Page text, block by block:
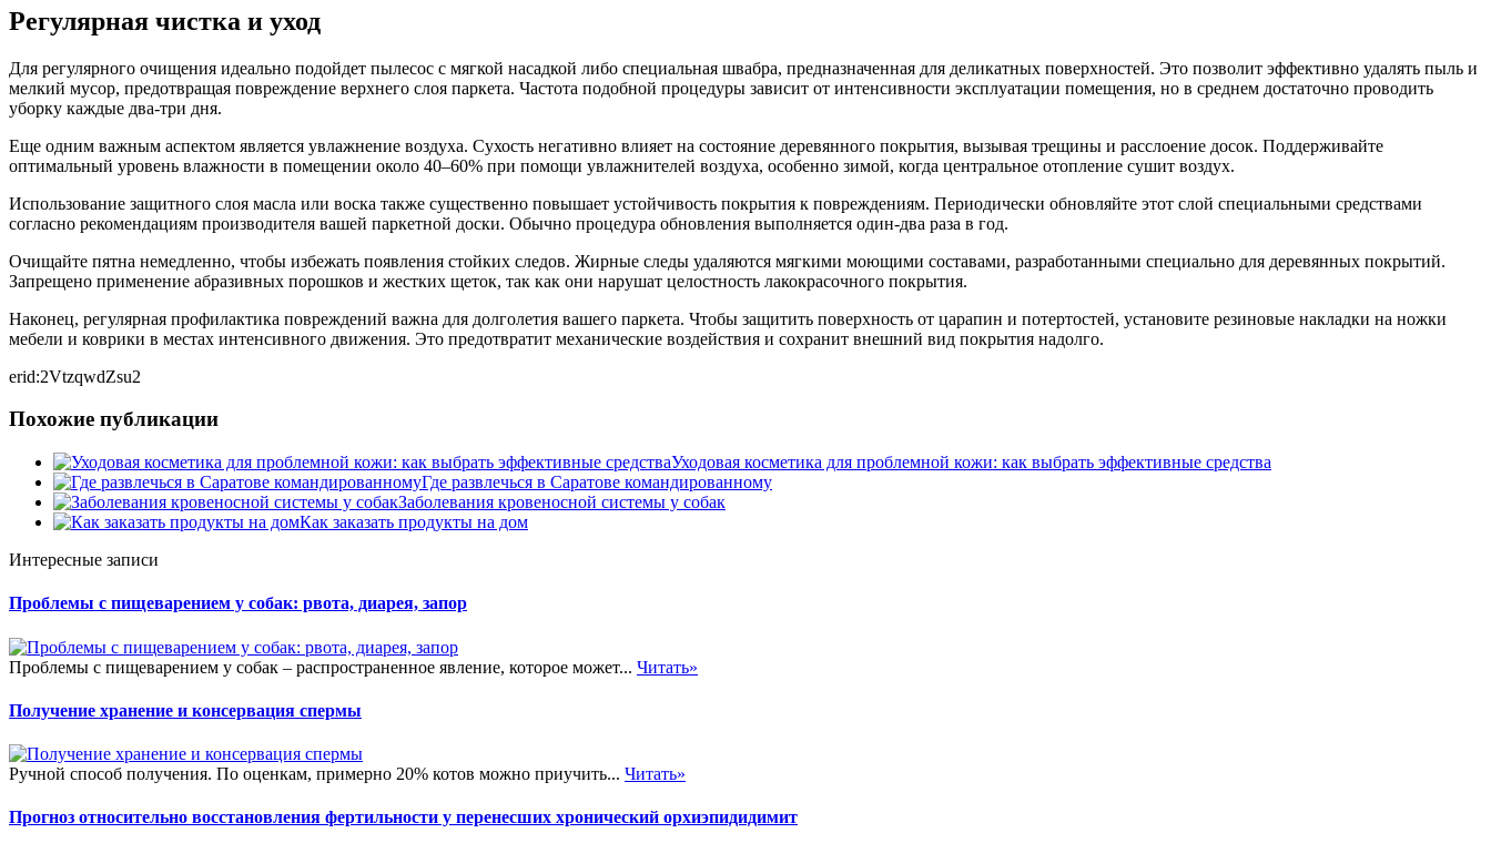
Регулярная чистка и уход
Для регулярного очищения идеально подойдет пылесос с мягкой насадкой либо специальная швабра, предназначенная для деликатных поверхностей. Это позволит эффективно удалять пыль и
мелкий мусор, предотвращая повреждение верхнего слоя паркета. Частота подобной процедуры зависит от интенсивности эксплуатации помещения, но в среднем достаточно проводить
уборку каждые два-три дня.
Еще одним важным аспектом является увлажнение воздуха. Сухость негативно влияет на состояние деревянного покрытия, вызывая трещины и расслоение досок. Поддерживайте
оптимальный уровень влажности в помещении около 40–60% при помощи увлажнителей воздуха, особенно зимой, когда центральное отопление сушит воздух.
Использование защитного слоя масла или воска также существенно повышает устойчивость покрытия к повреждениям. Периодически обновляйте этот слой специальными средствами
согласно рекомендациям производителя вашей паркетной доски. Обычно процедура обновления выполняется один-два раза в год.
Очищайте пятна немедленно, чтобы избежать появления стойких следов. Жирные следы удаляются мягкими моющими составами, разработанными специально для деревянных покрытий.
Запрещено применение абразивных порошков и жестких щеток, так как они нарушат целостность лакокрасочного покрытия.
Наконец, регулярная профилактика повреждений важна для долголетия вашего паркета. Чтобы защитить поверхность от царапин и потертостей, установите резиновые накладки на ножки
мебели и коврики в местах интенсивного движения. Это предотвратит механические воздействия и сохранит внешний вид покрытия надолго.
erid:2VtzqwdZsu2
Похожие публикации
Уходовая косметика для проблемной кожи: как выбрать эффективные средства
Где развлечься в Саратове командированному
Заболевания кровеносной системы у собак
Как заказать продукты на дом
Интересные записи
Проблемы с пищеварением у собак: рвота, диарея, запор
Проблемы с пищеварением у собак – распространенное явление, которое может... Читать»
Получение хранение и консервация спермы
Ручной способ получения. По оценкам, примерно 20% котов можно приучить... Читать»
Прогноз относительно восстановления фертильности у перенесших хронический орхиэпидидимит